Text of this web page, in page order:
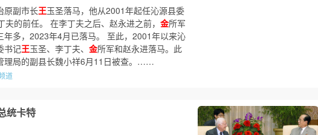
原副市长王玉圣落马，他从2001年起任沁源县委
的前任。 在李丁夫之后、赵永进之前， 金所军
年多，2023年4月已落马。 至此，2001年以来沁
书记王玉圣、李丁夫、 金所军和赵永进落马。此
理局的副县长魏小祥6月11日被查。……
道
统卡特